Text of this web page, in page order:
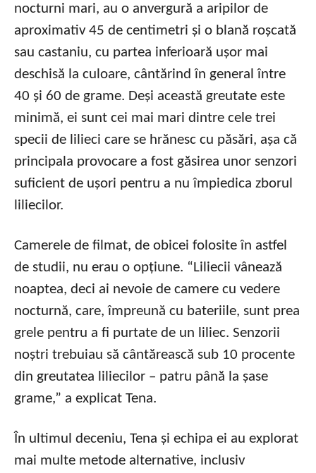
nocturni mari, au o anvergură a aripilor de
aproximativ 45 de centimetri și o blană roșcată
sau castaniu, cu partea inferioară ușor mai
deschisă la culoare, cântărind în general între
40 și 60 de grame. Deși această greutate este
minimă, ei sunt cei mai mari dintre cele trei
specii de lilieci care se hrănesc cu păsări, așa că
principala provocare a fost găsirea unor senzori
suficient de ușori pentru a nu împiedica zborul
liliecilor.
Camerele de filmat, de obicei folosite în astfel
de studii, nu erau o opțiune. “Liliecii vânează
noaptea, deci ai nevoie de camere cu vedere
nocturnă, care, împreună cu bateriile, sunt prea
grele pentru a fi purtate de un liliec. Senzorii
noștri trebuiau să cântărească sub 10 procente
din greutatea liliecilor – patru până la șase
grame,” a explicat Tena.
În ultimul deceniu, Tena și echipa ei au explorat
mai multe metode alternative, inclusiv